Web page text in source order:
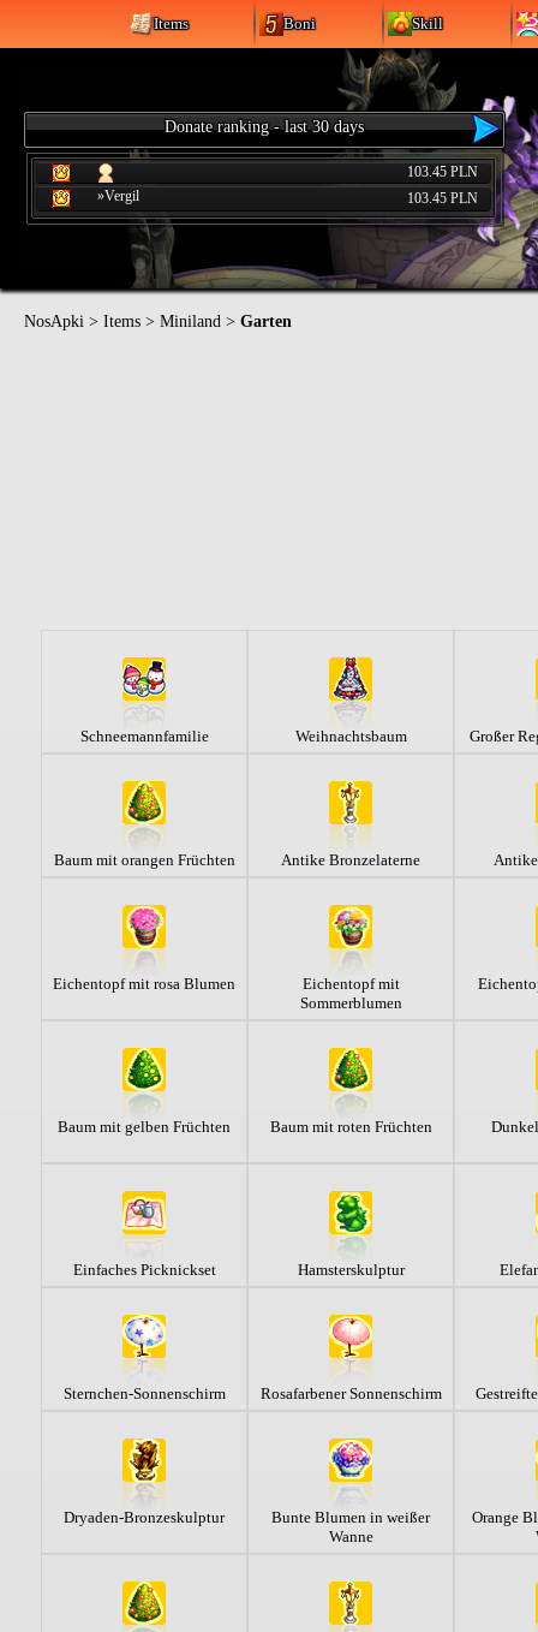
Items Boni Skill
Donate ranking - last 30 days
103.45 PLN
»Vergil
103.45 PLN
NosApki > Items > Miniland > Garten
Schneemannfamilie Weihnachtsbaum Großer
Baum mit orangen Früchten Antike Bronzelaterne
Eichentopf mit rosa Blumen
Eichentopf mit
Sommerblumen
Baum mit gelben Früchten Baum mit roten Früchten
Einfaches Picknickset Hamsterskulptur
Sternchen-Sonnenschirm Rosafarbener Sonnenschirm
Dryaden-Bronzeskulptur
Bunte Blumen in weißer
Wanne
Orange